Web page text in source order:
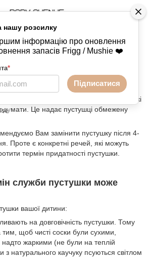
нашу розсилку
інформацію про оновлення
запасів Frigg / Mushie ❤️
*
Підписатися
скорочують життя пустушки
термін пустушки?
пустушки її ошпарюють, жують,
землю та піддають іншим речам, про які
Це надає пустушці обмежену
Вам замінити пустушку після 4-
Проте є конкретні речей, які можуть
термін придатності пустушки.
служби пустушки може
вашої дитини:
на довговічність пустушки. Тому
щоб чисті соски були сухими,
надто жаркими (не були на теплій
з натурального каучуку псуються світлом